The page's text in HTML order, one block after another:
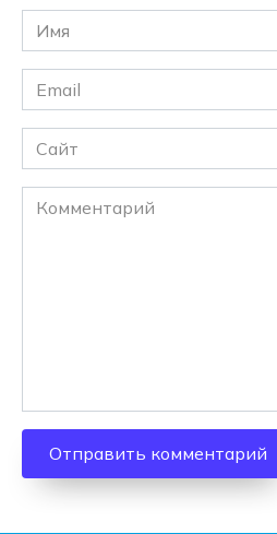
Имя
*
Email
*
Сайт
Комментарий